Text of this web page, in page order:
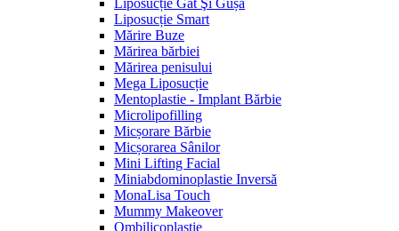
Liposucție Smart
Mărire Buze
Mărirea bărbiei
Mărirea penisului
Mega Liposucție
Mentoplastie - Implant Bărbie
Microlipofilling
Micșorare Bărbie
Micșorarea Sânilor
Mini Lifting Facial
Miniabdominoplastie Inversă
MonaLisa Touch
Mummy Makeover
Ombilicoplastie